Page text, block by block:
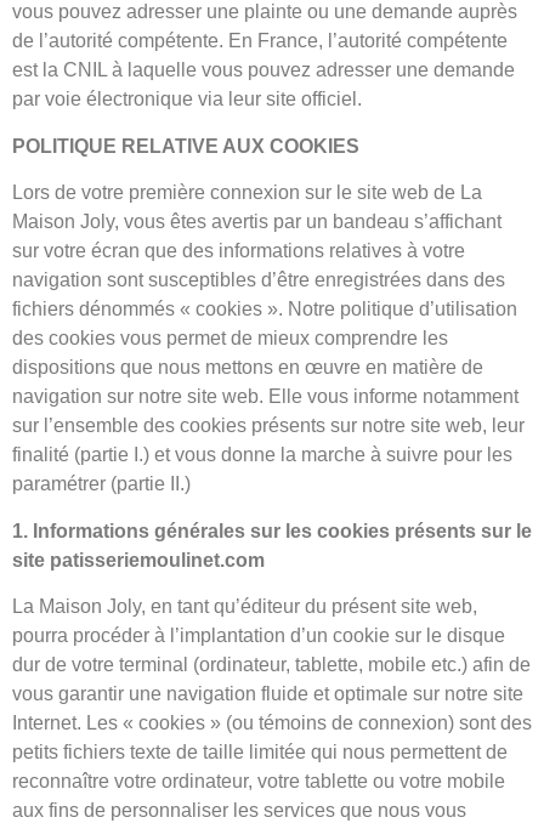
vous pouvez adresser une plainte ou une demande auprès
de l’autorité compétente. En France, l’autorité compétente
est la CNIL à laquelle vous pouvez adresser une demande
par voie électronique via leur site officiel.
POLITIQUE RELATIVE AUX COOKIES
Lors de votre première connexion sur le site web de La
Maison Joly, vous êtes avertis par un bandeau s’affichant
sur votre écran que des informations relatives à votre
navigation sont susceptibles d’être enregistrées dans des
fichiers dénommés « cookies ». Notre politique d’utilisation
des cookies vous permet de mieux comprendre les
dispositions que nous mettons en œuvre en matière de
navigation sur notre site web. Elle vous informe notamment
sur l’ensemble des cookies présents sur notre site web, leur
finalité (partie I.) et vous donne la marche à suivre pour les
paramétrer (partie II.)
1. Informations générales sur les cookies présents sur le
site patisseriemoulinet.com
La Maison Joly, en tant qu’éditeur du présent site web,
pourra procéder à l’implantation d’un cookie sur le disque
dur de votre terminal (ordinateur, tablette, mobile etc.) afin de
vous garantir une navigation fluide et optimale sur notre site
Internet. Les « cookies » (ou témoins de connexion) sont des
petits fichiers texte de taille limitée qui nous permettent de
reconnaître votre ordinateur, votre tablette ou votre mobile
aux fins de personnaliser les services que nous vous